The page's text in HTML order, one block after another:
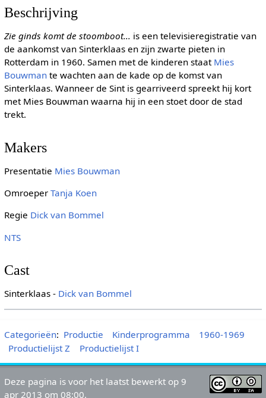
Beschrijving
Zie ginds komt de stoomboot... is een televisieregistratie van
de aankomst van Sinterklaas en zijn zwarte pieten in
Rotterdam in 1960. Samen met de kinderen staat Mies
Bouwmante wachten aan de kade op de komst van
Sinterklaas. Wanneer de Sint is gearriveerd spreekt hij kort
met Mies Bouwman waarna hij in een stoet door de stad
trekt.
Makers
Presentatie Mies Bouwman
Omroeper Tanja Koen
Regie Dick van Bommel
NTS
Cast
Sinterklaas - Dick van Bommel
Categorieën: Productie Kinderprogramma
1960-1969
Productielijst Z
Productielijst I
Deze pagina is voor het laatst bewerkt op 9
apr 2013 om 08:00.